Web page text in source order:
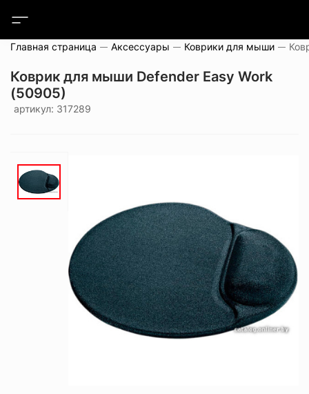
Главная страница Аксессуары Коврики для мыши
Коврик для мыши Defender Easy Work
(50905)
артикул: 317289